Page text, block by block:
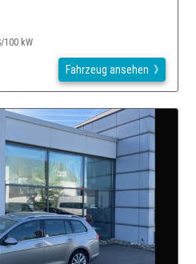
100 kW
Fahrzeug ansehen